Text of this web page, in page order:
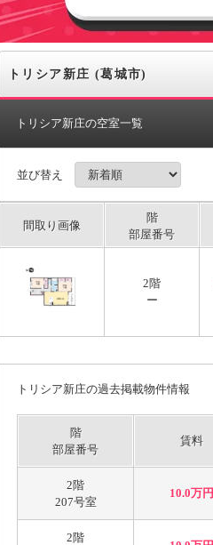
トリシア新庄 (葛城市)
トリシア新庄の空室一覧
並び替え
間取り画像
階
部屋番号
2階
ー
トリシア新庄の過去掲載物件情報
階
部屋番号
賃料
2階
207号室
10.0万円
2階